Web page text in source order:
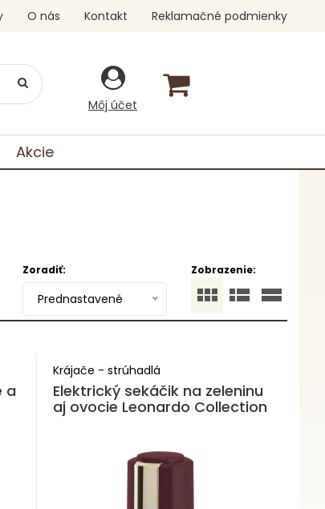
Môj účet
O nás Kontakt Reklamačné podmienky
Akcie
Zobrazenie:
Zoradiť:
Prednastavené
a
Krájače - strúhadlá
Elektrický sekáčik na zeleninu
aj ovocie Leonardo Collection